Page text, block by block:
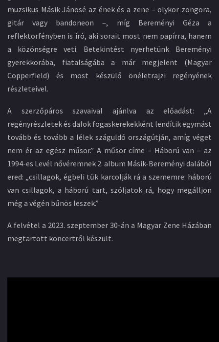
muzsikus Másik Jánosé az ének és a zene – olykor zongora,
gitár vagy bandoneon –, míg Bereményi Géza a
reflektorfényben is író, aki sorait most nem papírra, hanem
a közönségre veti. Betekintést nyerhetünk Bereményi
gyerekkorába, fiatalságába a már megjelent (Magyar
Copperfield) és most készülő önéletrajzi regényének
részleteivel.
A szerzőpáros szavaival ajánlva az előadást: „A
regényrészletek és dalok fogaskerekekként lendítik egymást
tovább és tovább a lélek száguldó országútján, amíg véget
nem ér az egész műsor.” A műsor címe – Háború van – az
1994-es Levél nővéremnek 2. album Másik-Bereményi dalából
ered: „csillagok, égbeli tűk karcolják rá a szememre: háború
van csillagok, a háború tart, szóljatok rá, hogy megálljon
még a végén bűnös leszek.”
A felvétel a 2023. szeptember 30-án a Magyar Zene Házában
megtartott koncertről készült.